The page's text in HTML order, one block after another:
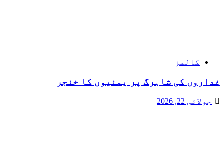
کالمز
غداروں کی شاہرگ پر یمنیوں کا خنجر
جولائی 22, 2026